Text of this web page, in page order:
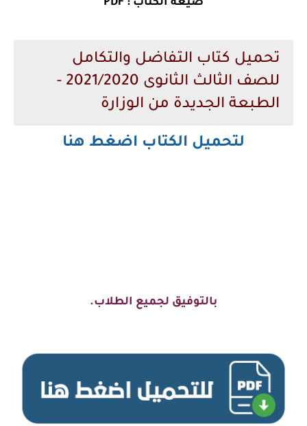
صيغة الكتاب : PDF
تحميل كتاب التفاضل والتكامل
للصف الثالث الثانوى 2021/2020 -
الطبعة الجديدة من الوزارة
لتحميل الكتاب اضغط هنا
بالتوفيق لجميع الطلاب.